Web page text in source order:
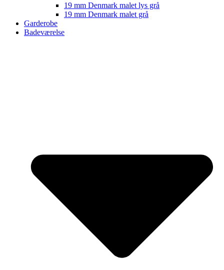
19 mm Denmark malet lys grå
19 mm Denmark malet grå
Garderobe
Badeværelse